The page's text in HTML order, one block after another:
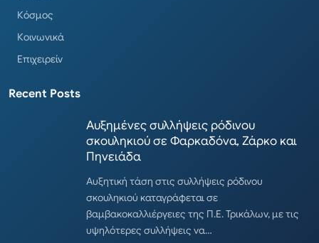
Κόσμος
Κοινωνικά
Επιχειρείν
Recent Posts
Αυξημένες συλλήψεις ρόδινου
σκουληκιού σε Φαρκαδόνα, Ζάρκο και
Πηνειάδα
Αυξητική τάση στις συλλήψεις ρόδινου
σκουληκιού καταγράφεται σε
βαμβακοκαλλιέργειες της Π.Ε. Τρικάλων, με τις
υψηλότερες συλλήψεις να…